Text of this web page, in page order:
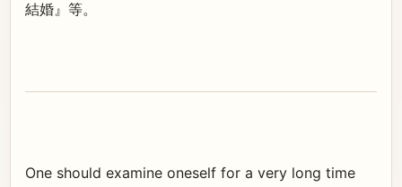
結婚』等。
One should examine oneself for a very long time